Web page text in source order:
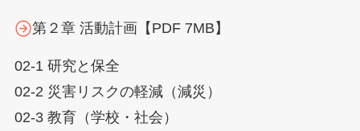
第２章 活動計画【PDF 7MB】
02-1 研究と保全
02-2 災害リスクの軽減（減災）
02-3 教育（学校・社会）